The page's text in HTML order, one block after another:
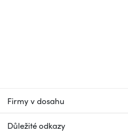
Firmy v dosahu
Důležité odkazy